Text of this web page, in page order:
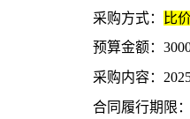
采购方式：
比
预算金额：
采购内容：
合同履行期限：